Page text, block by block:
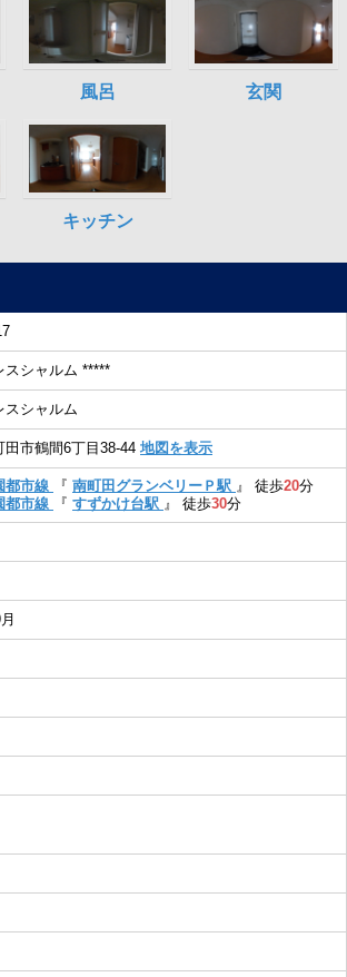
スシャルム *****
スシャルム
田市鶴間6丁目38-44 地図を表示
都市線 『 南町田グランベリーＰ駅 』 徒歩20分
都市線
『 すずかけ台駅 』 徒歩30分